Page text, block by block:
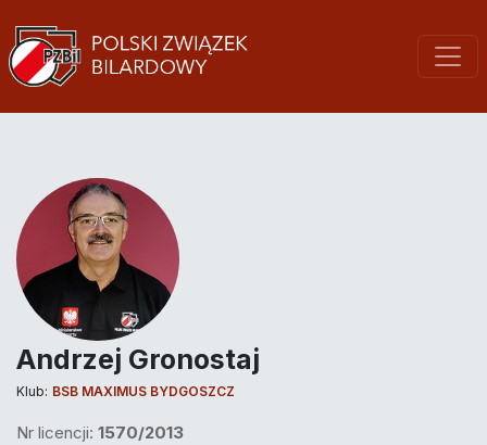
Andrzej Gronostaj
Klub: BSB MAXIMUS BYDGOSZCZ
Nr licencji: 1570/2013